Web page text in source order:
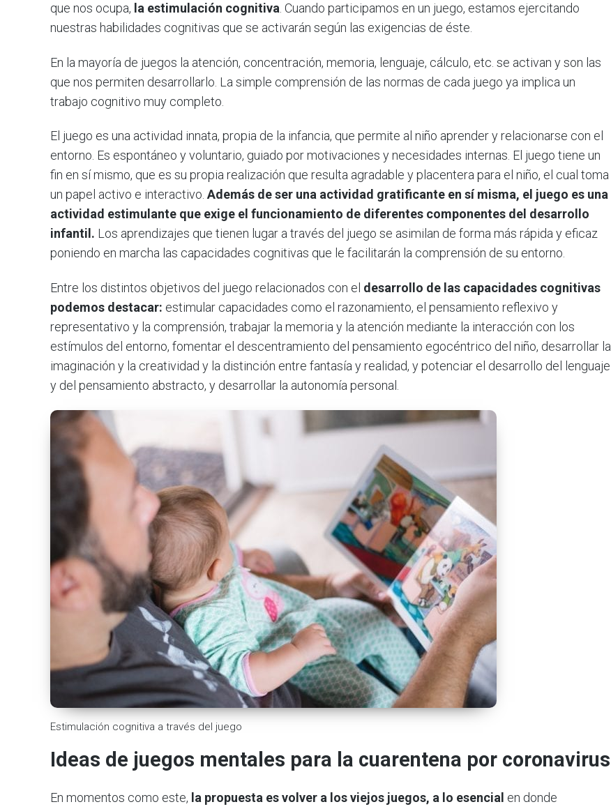
que nos ocupa, la estimulación cognitiva . Cuando participamos en un juego, estamos ejercitando
nuestras habilidades cognitivas que se activarán según las exigencias de éste.
En la mayoría de juegos la atención, concentración, memoria, lenguaje, cálculo, etc. se activan y son las
que nos permiten desarrollarlo. La simple comprensión de las normas de cada juego ya implica un
trabajo cognitivo muy completo.
El juego es una actividad innata, propia de la infancia, que permite al niño aprender y relacionarse con el
entorno. Es espontáneo y voluntario, guiado por motivaciones y necesidades internas. El juego tiene un
fin en sí mismo, que es su propia realización que resulta agradable y placentera para el niño, el cual toma
un papel activo e interactivo. Además de ser una actividad gratificante en sí misma, el juego es una
actividad estimulante que exige el funcionamiento de diferentes componentes del desarrollo
infantil. Los aprendizajes que tienen lugar a través del juego se asimilan de forma más rápida y eficaz
poniendo en marcha las capacidades cognitivas que le facilitarán la comprensión de su entorno.
Entre los distintos objetivos del juego relacionados con el desarrollo de las capacidades cognitivas
podemos destacar: estimular capacidades como el razonamiento, el pensamiento reflexivo y
representativo y la comprensión, trabajar la memoria y la atención mediante la interacción con los
estímulos del entorno, fomentar el descentramiento del pensamiento egocéntrico del niño, desarrollar la
imaginación y la creatividad y la distinción entre fantasía y realidad, y potenciar el desarrollo del lenguaje
y del pensamiento abstracto, y desarrollar la autonomía personal.
Estimulación cognitiva a través del juego
Ideas de juegos mentales para la cuarentena por coronavirus
En momentos como este, la propuesta es volver a los viejos juegos, a lo esencial en donde